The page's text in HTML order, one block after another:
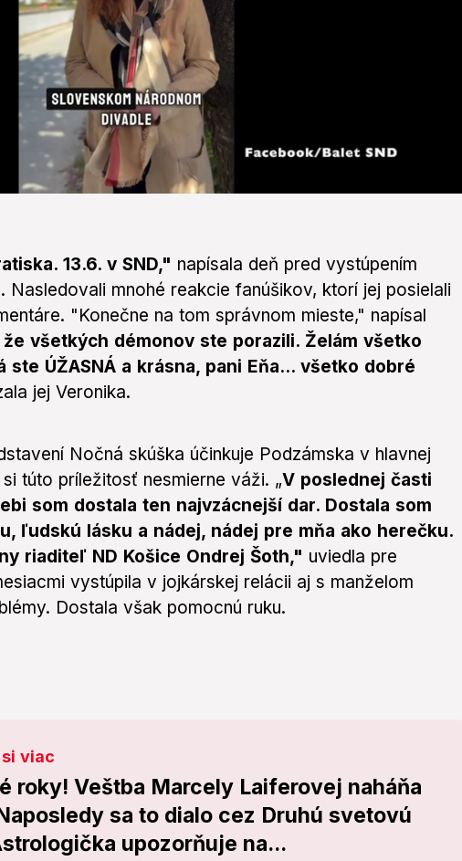
13.6. v SND," napísala deň pred vystúpením
Nasledovali mnohé reakcie fanúšikov, ktorí jej posielali
"Konečne na tom správnom mieste," napísal
všetkých démonov ste porazili. Želám všetko
ste ÚŽASNÁ a krásna, pani Eňa... všetko dobré
jej Veronika.
Nočná skúška účinkuje Podzámska v hlavnej
túto príležitosť nesmierne váži. „V poslednej časti
som dostala ten najvzácnejší dar. Dostala som
ľudskú lásku a nádej, nádej pre mňa ako herečku.
riaditeľ ND Košice Ondrej Šoth," uviedla pre
vystúpila v jojkárskej relácii aj s manželom
Dostala však pomocnú ruku.
viac
roky! Veštba Marcely Laiferovej naháňa
sa to dialo cez Druhú svetovú
upozorňuje na...